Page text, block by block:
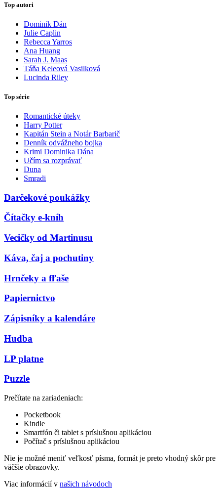
Top autori
Dominik Dán
Julie Caplin
Rebecca Yarros
Ana Huang
Sarah J. Maas
Táňa Keleová Vasilková
Lucinda Riley
Top série
Romantické úteky
Harry Potter
Kapitán Stein a Notár Barbarič
Denník odvážneho bojka
Krimi Dominika Dána
Učím sa rozprávať
Duna
Smradi
Darčekové poukážky
Čítačky e-kníh
Vecičky od Martinusu
Káva, čaj a pochutiny
Hrnčeky a fľaše
Papiernictvo
Zápisníky a kalendáre
Hudba
LP platne
Puzzle
Prečítate na zariadeniach:
Pocketbook
Kindle
Smartfón či tablet s príslušnou aplikáciou
Počítač s príslušnou aplikáciou
Nie je možné meniť veľkosť písma, formát je preto vhodný skôr pre
väčšie obrazovky.
Viac informácií v našich návodoch